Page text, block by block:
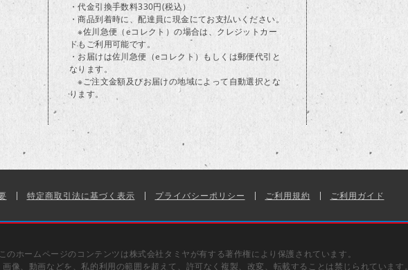
・代金引換手数料330円(税込）
・商品到着時に、配達員に現金にてお支払いください。
※佐川急便（eコレクト）の場合は、クレジットカー
ドもご利用可能です。
・お届けは佐川急便（eコレクト）もしくは郵便代引と
なります。
※ご注文金額及びお届けの地域によって自動選択とな
ります。
特定商取引法に基づく表示 プライバシーポリシー ご利用規約 ご利用ガイド
このホームページのコンテンツは株式会社タミヤが有する著作権により保護されています。
像、動画などを、私的利用の範囲を超えて、許可なく複製、改変、転載することは禁じられています。